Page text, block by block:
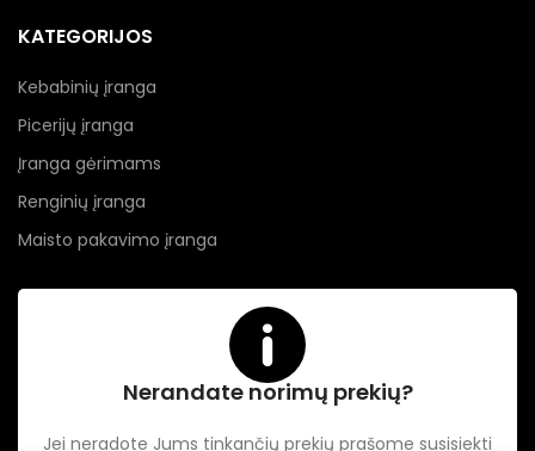
KATEGORIJOS
Kebabinių įranga
Picerijų įranga
Įranga gėrimams
Renginių įranga
Maisto pakavimo įranga
Nerandate norimų prekių?
Jei neradote Jums tinkančių prekių prašome susisiekti